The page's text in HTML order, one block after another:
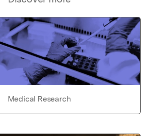
Medical Research